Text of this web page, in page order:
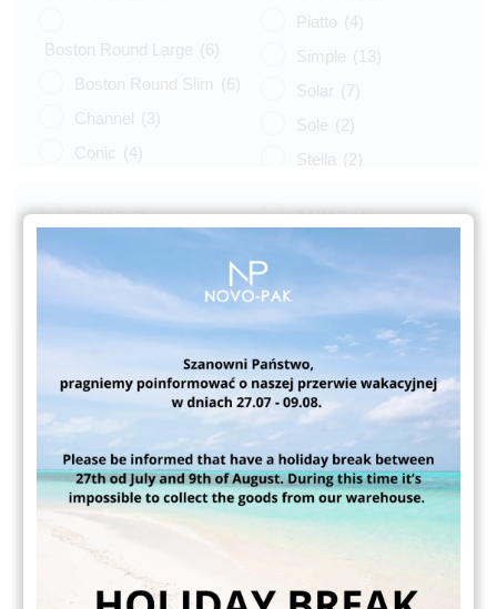
Boston Round Large (6)
Boston Round Slim
(6)
Channel
(3)
Conic
(4)
(6)
Piatto
(4)
Simple (13)
Solar
(7)
Sole (2)
Stella (2)
Vege(4)
20/410(2) 24/410(4)
Stella S2900 5-9ml Stella S3300 5-10ml